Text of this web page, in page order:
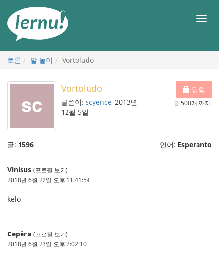
메
토론 말 놀이 Vortoludo
닫힘
글 500개 까지.
Vortoludo
글쓴이: scyence, 2013년
12월 5일
글: 1596 언어: Esperanto
Vinisus (프로필 보기)
2018년 6월 22일 오후 11:41:54
kelo
Серёга (프로필 보기)
2018년 6월 23일 오후 2:02:10